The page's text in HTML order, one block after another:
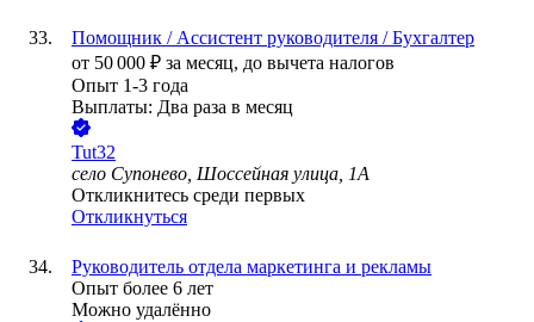
Помощник / Ассистент руководителя / Бухгалтер
от 50 000 ₽ за месяц, до вычета налогов
Опыт 1-3 года
Выплаты: Два раза в месяц
Tut32
село Супонево, Шоссейная улица, 1А
Откликнитесь среди первых
Откликнуться
Руководитель отдела маркетинга и рекламы
Опыт более 6 лет
Можно удалённо